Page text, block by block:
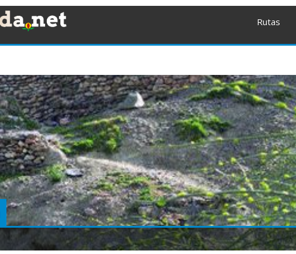
Rutas